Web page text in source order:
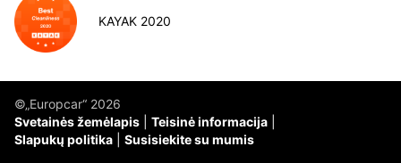
KAYAK 2020
©„Europcar“ 2026
Svetainės žemėlapis
Teisinė informacija
Slapukų politika
Susisiekite su mumis